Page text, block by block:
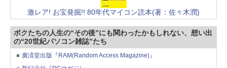
激レア! お宝発掘!! 80年代マイコン読本(著：佐々木潤)
ボクたちの人生の“その後”にも関わったかもしれない、想い出
の“20世紀パソコン雑誌”たち
廣済堂出版『RAM(Random Access Magazine)』